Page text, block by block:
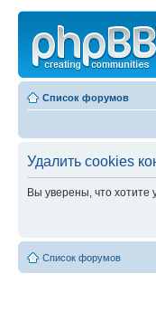
Список форумов
Удалить cookies
Вы уверены, что
Список форумов